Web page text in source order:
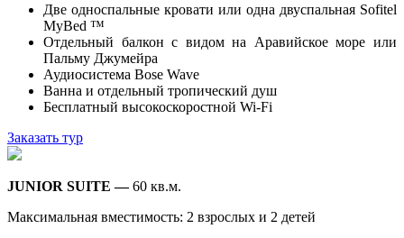
Две односпальные кровати или одна двуспальная Sofitel
MyBed ™
Отдельный балкон с видом на Аравийское море или
Пальму Джумейра
Аудиосистема Bose Wave
Ванна и отдельный тропический душ
Бесплатный высокоскоростной Wi-Fi
Заказать тур
JUNIOR SUITE —60 кв.м.
Максимальная вместимость: 2 взрослых и 2 детей